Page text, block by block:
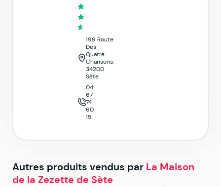
199 Route
Des
Quatre
Chansons,
34200
Sète
04
67
74
60
15
Autres produits vendus par La Maison
de la Zezette de Sète